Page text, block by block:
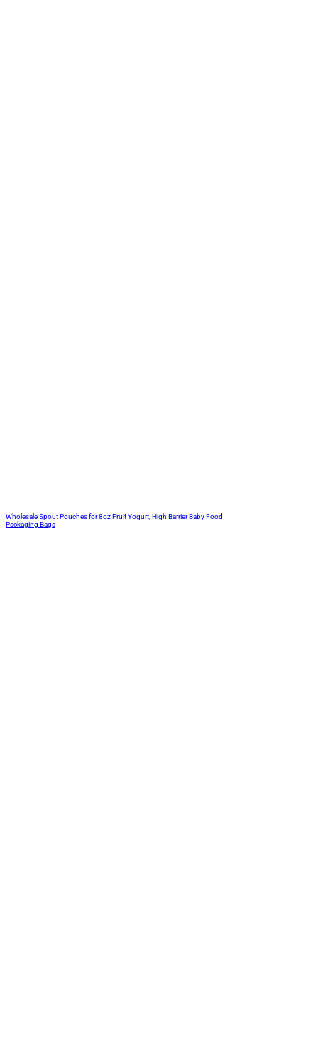
Wholesale Spout Pouches for 8oz Fruit Yogurt, High Barrier Baby Food
Packaging Bags